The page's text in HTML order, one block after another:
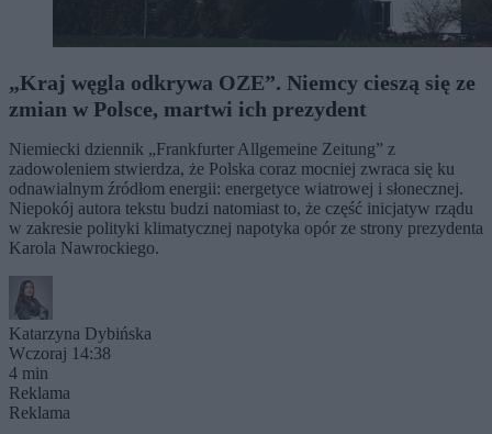
„Kraj węgla odkrywa OZE”. Niemcy cieszą się ze
zmian w Polsce, martwi ich prezydent
Niemiecki dziennik „Frankfurter Allgemeine Zeitung” z
zadowoleniem stwierdza, że Polska coraz mocniej zwraca się ku
odnawialnym źródłom energii: energetyce wiatrowej i słonecznej.
Niepokój autora tekstu budzi natomiast to, że część inicjatyw rządu
w zakresie polityki klimatycznej napotyka opór ze strony prezydenta
Karola Nawrockiego.
Katarzyna Dybińska
Wczoraj 14:38
4 min
Reklama
Reklama